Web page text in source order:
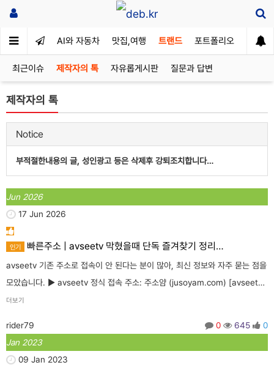
AI와 자동차 맛집,여행 트랜드 포트폴리오
최근이슈 제작자의 톡 자유롭게시판 질문과 답변
제작자의 톡
Notice
부적절한내용의 글, 성인광고 등은 삭제후 강퇴조치합니다…
Jun 2026
17 Jun 2026
인기 빠른주소 | avseetv 막혔을때 단독 즐겨찾기 정리…
avseetv 기존 주소로 접속이 안 된다는 분이 많아, 최신 정보와 자주 묻는 점을
모았습니다. ▶ avseetv 정식 접속 주소: 주소얌 (jusoyam.com) [avseet…
더보기
rider79 0 645
0
Jan 2023
09 Jan 2023